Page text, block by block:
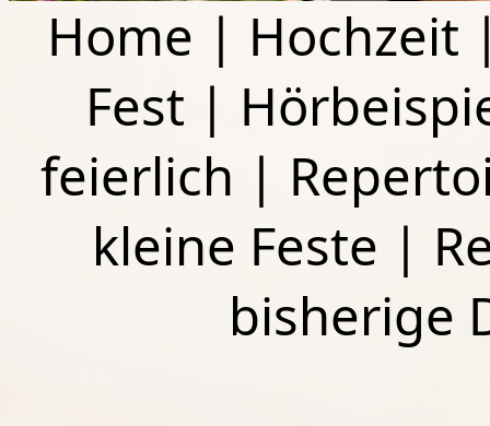
Home | Hochzeit
Fest |
feierlich |
kleine Feste |
bisherige